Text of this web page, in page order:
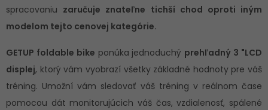
spracovaniu zaručuje znateľne tichší chod oproti iným
modelom tejto cenovej kategórie.
GETUP foldable bike ponúka jednoduchý prehľadný 3 "LCD
displej, ktorý vám vyobrazí všetky základné hodnoty pre váš
tréning. Umožní vám sledovať váš tréning v reálnom čase
pomocou dát monitorujúcich váš čas, vzdialenosť, spálené